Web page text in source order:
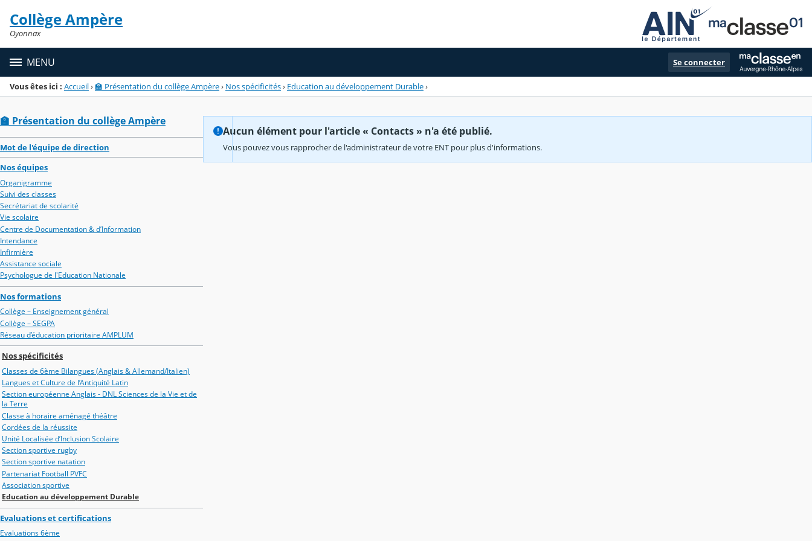
Menu de la rubrique
Contenu
Collège Ampère
Oyonnax
MENU Se connecter
Vous êtes ici : Accueil›🏫 Présentation du collège Ampère› Nos spécificités› Education au développement Durable›
🏫 Présentation du collège Ampère
Mot de l'équipe de direction
Nos équipes
Organigramme
Suivi des classes
Secrétariat de scolarité
Vie scolaire
Centre de Documentation & d’Information
Intendance
Infirmière
Assistance sociale
Psychologue de l'Education Nationale
Nos formations
Collège – Enseignement général
Collège – SEGPA
Réseau d’éducation prioritaire AMPLUM
Nos spécificités
Classes de 6ème Bilangues (Anglais & Allemand/Italien)
Langues et Culture de l’Antiquité Latin
Section européenne Anglais - DNL Sciences de la Vie et de
la Terre
Classe à horaire aménagé théâtre
Cordées de la réussite
Unité Localisée d’Inclusion Scolaire
Section sportive rugby
Section sportive natation
Partenariat Football PVFC
Association sportive
Education au développement Durable
Evaluations et certifications
Evaluations 6ème
Aucun élément pour l'article « Contacts » n'a été publié.
Vous pouvez vous rapprocher de l'administrateur de votre ENT pour plus d'informations.